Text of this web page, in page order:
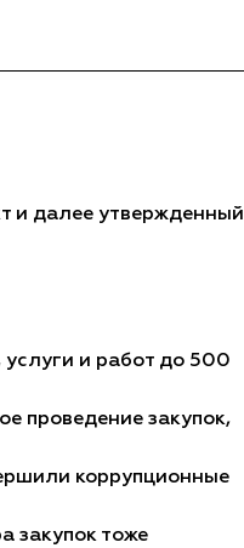
и далее утвержденный
услуги и работ до 500
проведение закупок,
коррупционные
закупок тоже